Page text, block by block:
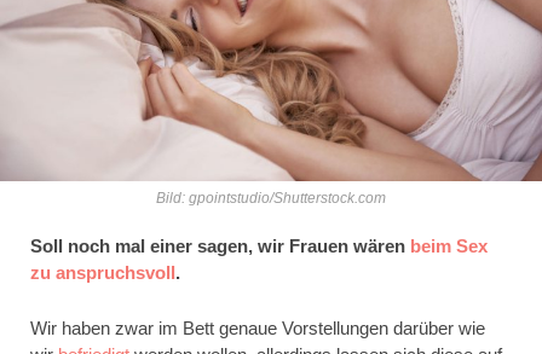
Bild: gpointstudio/Shutterstock.com
Soll noch mal einer sagen, wir Frauen wären beim Sex
zu anspruchsvoll.
Wir haben zwar im Bett genaue Vorstellungen darüber wie